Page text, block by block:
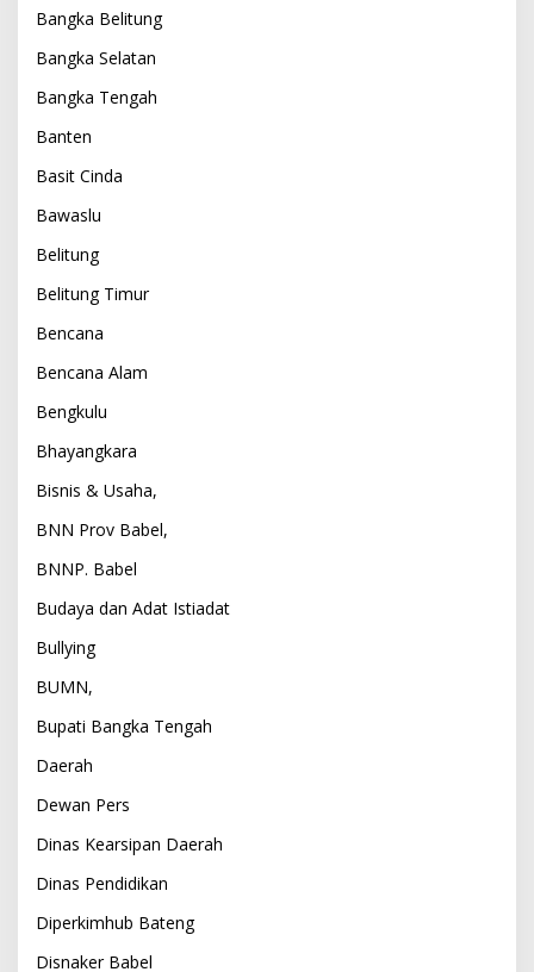
Bangka Belitung
Bangka Selatan
Bangka Tengah
Banten
Basit Cinda
Bawaslu
Belitung
Belitung Timur
Bencana
Bencana Alam
Bengkulu
Bhayangkara
Bisnis & Usaha,
BNN Prov Babel,
BNNP. Babel
Budaya dan Adat Istiadat
Bullying
BUMN,
Bupati Bangka Tengah
Daerah
Dewan Pers
Dinas Kearsipan Daerah
Dinas Pendidikan
Diperkimhub Bateng
Disnaker Babel